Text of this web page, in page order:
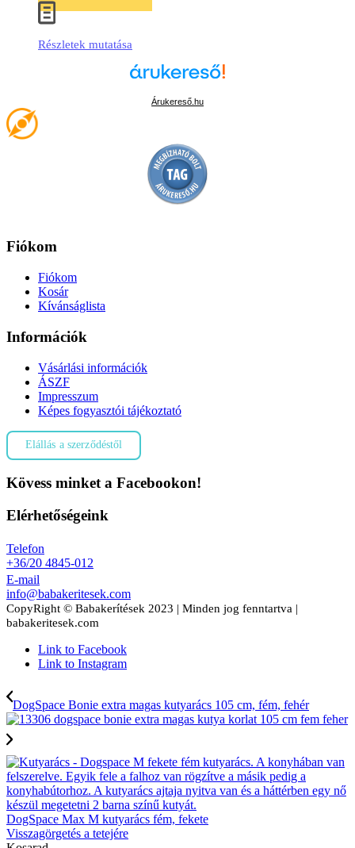
Részletek mutatása
Árukereső.hu
Fiókom
Fiókom
Kosár
Kívánságlista
Információk
Vásárlási információk
ÁSZF
Impresszum
Képes fogyasztói tájékoztató
Elállás a szerződéstől
Kövess minket a Facebookon!
Elérhetőségeink
Telefon
+36/20 4845-012
E-mail
info@babakeritesek.com
CopyRight © Babakerítések 2023 | Minden jog fenntartva |
babakeritesek.com
Link to Facebook
Link to Instagram
DogSpace Bonie extra magas kutyarács 105 cm, fém, fehér
DogSpace Max M kutyarács fém, fekete
Visszagörgetés a tetejére